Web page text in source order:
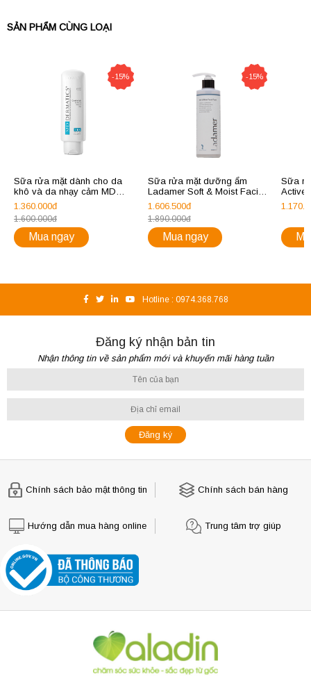
SẢN PHẨM CÙNG LOẠI
-15%
Sữa rửa mặt dành cho da
khô và da nhạy cảm MD
Dermatics GentleWash For
Dry and Sensitive Skin
1.360.000đ
1.600.000đ
Mua ngay
-15%
Sữa rửa mặt dưỡng ẩm
Ladamer Soft & Moist Facial
Foam
1.606.500đ
1.890.000đ
Mua ngay
Sữa
Active
with
Hotline : 0974.368.768
Đăng ký nhận bản tin
Nhận thông tin về sản phẩm mới và khuyến mãi hàng tuần
Chính sách bảo mật thông tin Chính sách bán hàng
Hướng dẫn mua hàng online Trung tâm trợ giúp